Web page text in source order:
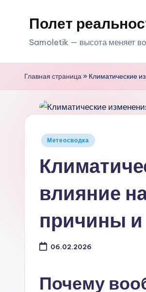
Полет
Samoletik — высота меняет
Главная страница» Климатические
Опубликовано
Метеосводка
влияние
причины
06.02.2026
Почему